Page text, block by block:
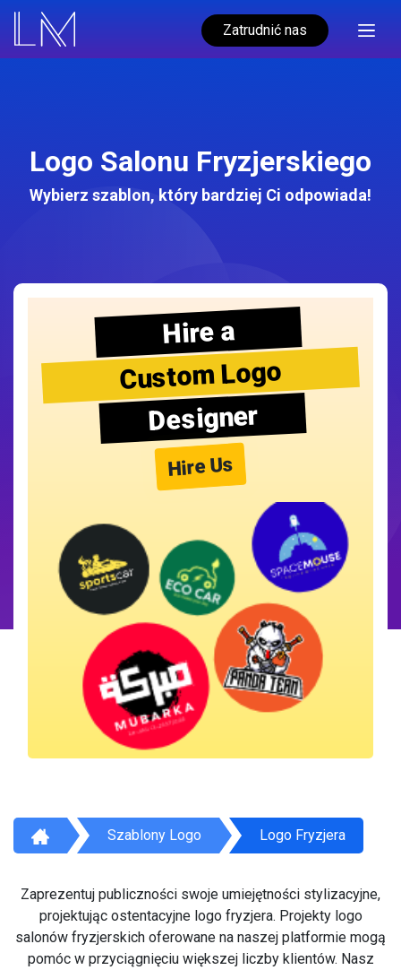
Zatrudnić nas
Logo Salonu Fryzjerskiego
Wybierz szablon, który bardziej Ci odpowiada!
Hire a
Custom Logo
Designer
Hire Us
Szablony Logo Logo Fryzjera
Zaprezentuj publiczności swoje umiejętności stylizacyjne,
projektując ostentacyjne logo fryzjera. Projekty logo
salonów fryzjerskich oferowane na naszej platformie mogą
pomóc w przyciągnięciu większej liczby klientów. Nasz